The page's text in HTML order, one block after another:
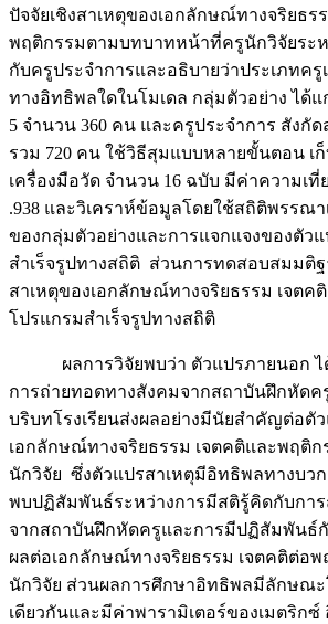
ปัจจัยเชิงสาเหตุของเอกลักษณ์ทางจริยธร
พฤติกรรมตามบทบาทหน้าที่ครูนักวิจัยระ
กับครูประจำการและอธิบายว่าประเภทครู
ทางอิทธิพลใดในโมเดล กลุ่มตัวอย่าง ได้
5 จำนวน 360 คน และครูประจำการ สังกั
รวม 720 คน ใช้วิธีสุมแบบหลายขั้นตอน เ
เครื่องมือวัด จำนวน 16 ฉบับ มีค่าความเที่
.938 และวิเคราห์ข้อมูลโดยใช้สถิติพรรณ
ของกลุ่มตัวอย่างและการแจกแจงของตัว
สำเร็จรูปทางสถิติ ส่วนการทดสอบสมมติ
สาเหตุของเอกลักษณ์ทางจริยธรรม เจตค
โปรแกรมสำเร็จรูปทางสถิติ
ผลการวิจัยพบว่า ตัวแปรภายนอก ไ
การถ่ายทอดทางสังคมจากสถาบันฝึกหัด
บริบทโรงเรียนส่งผลอย่างมีนัยสำคัญต่อตั
เอกลักษณ์ทางจริยธรรม เจตคติและพฤติ
นักวิจัย ซึ่งตัวแปรสาเหตุมีอิทธิพลทางบว
พบปฏิสัมพันธ์ระหว่างการมีสติรู้คิดกับกา
จากสถาบันฝึกหัดครูและการมีปฏิสัมพันธ์กั
ผลต่อเอกลักษณ์ทางจริยธรรม เจตคติต่อ
นักวิจัย ส่วนผลการศึกษาอิทธิพลมีลักษณะ
เดียวกันและมีค่าพารามิเตอร์ของเมตริกซ์